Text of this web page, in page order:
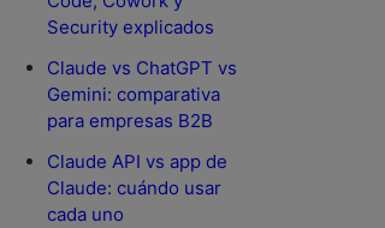
Security explicados
Claude vs ChatGPT vs
Gemini: comparativa
para empresas B2B
Claude API vs app de
Claude: cuándo usar
cada uno